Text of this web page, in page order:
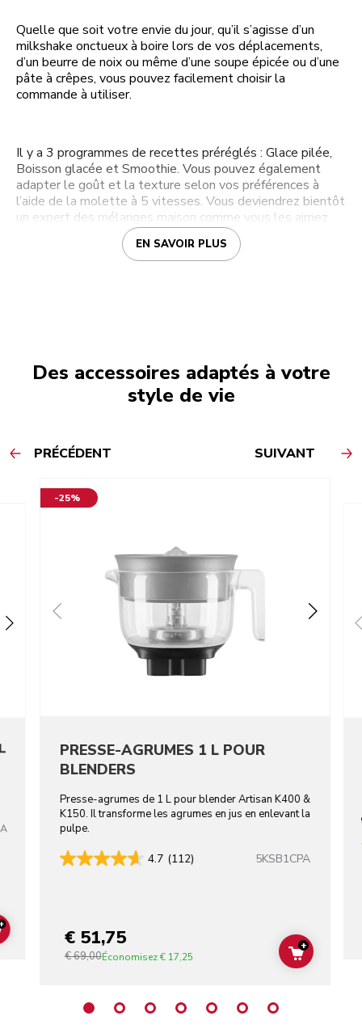
Quelle que soit votre envie du jour, qu’il s’agisse d’un
milkshake onctueux à boire lors de vos déplacements,
d’un beurre de noix ou même d’une soupe épicée ou d’une
pâte à crêpes, vous pouvez facilement choisir la
commande à utiliser.
Il y a 3 programmes de recettes préréglés : Glace pilée,
Boisson glacée et Smoothie. Vous pouvez également
adapter le goût et la texture selon vos préférences à
l’aide de la molette à 5 vitesses. Vous deviendrez bientôt
un expert des mélanges maison comme vous les aimez.
EN SAVOIR PLUS
Des accessoires adaptés à votre
style de vie
PRÉCÉDENT SUIVANT
ADD TO CART
-25%
PRESSE-AGRUMES 1 L POUR
BLENDERS
Presse-agrumes de 1 L pour blender Artisan K400 &
K150. Il transforme les agrumes en jus en enlevant la
pulpe.
4.7 (112) 5KSB1CPA
€ 51,75
€ 69,00Économisez€ 17,25 ADD TO
+